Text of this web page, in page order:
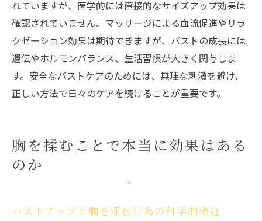
バストが大きくなる理由を科学的に探る
バストアップの仕組みと成長ホルモンの役
割
バストが大きくなった理由に関する最新研
究
遺伝や生活習慣が与えるバストアップへの
バストが大きくなるために必要な条件とは
安心して実践できる方法まとめへ進む
れていますが、医学的には直接的なサイズアップ効果は
確認されていません。マッサージによる血流促進やリラ
クゼーション効果は期待できますが、バストの成長には
遺伝やホルモンバランス、生活習慣が大きく関与しま
す。安全なバストケアのためには、無理な刺激を避け、
正しい方法で日々のケアを続けることが重要です。
胸を揉むことで本当に効果はある
のか
バストアップと胸を揉む行為の科学的検証